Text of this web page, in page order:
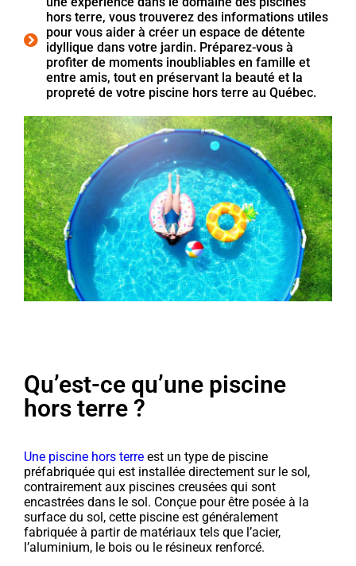
hors terre, vous trouverez des informations utiles
pour vous aider à créer un espace de détente
idyllique dans votre jardin. Préparez-vous à
profiter de moments inoubliables en famille et
entre amis, tout en préservant la beauté et la
propreté de votre piscine hors terre au Québec.
Qu’est-ce qu’une piscine
hors terre ?
Une piscine hors terre est un type de piscine
préfabriquée qui est installée directement sur le sol,
contrairement aux piscines creusées qui sont
encastrées dans le sol. Conçue pour être posée à la
surface du sol, cette piscine est généralement
fabriquée à partir de matériaux tels que l’acier,
l’aluminium, le bois ou le résineux renforcé.